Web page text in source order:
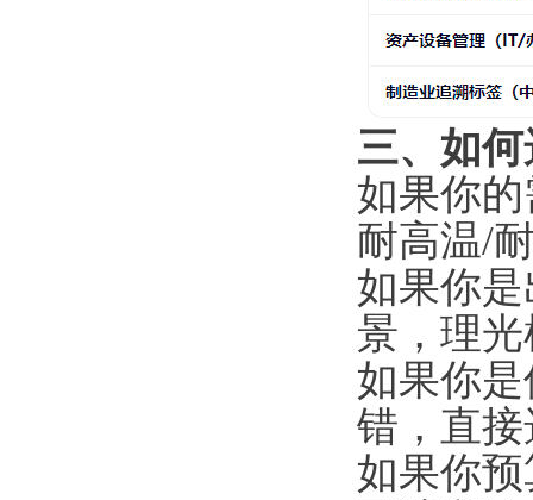
三、如
如果你
耐高温/
如果你
景，理
如果你
错，直
如果你